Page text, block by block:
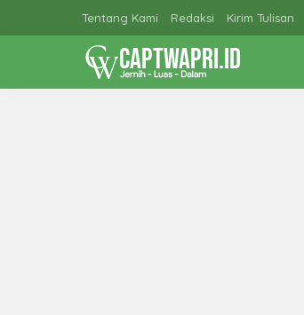
Tentang Kami Redaksi Kirim Tulisan